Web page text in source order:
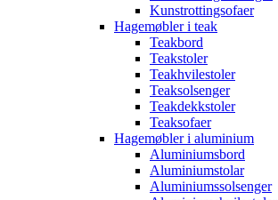
Kunstrottingsofaer
Hagemøbler i teak
Teakbord
Teakstoler
Teakhvilestoler
Teaksolsenger
Teakdekkstoler
Teaksofaer
Hagemøbler i aluminium
Aluminiumsbord
Aluminiumstolar
Aluminiumssolsenger